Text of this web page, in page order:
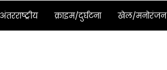
अंतरराष्ट्रीय क्राइम/दुर्घटना खेल/मनोरंजन